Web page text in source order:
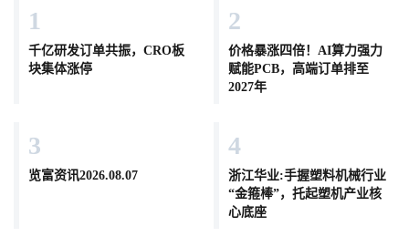
1
千亿研发订单共振，CRO板
块集体涨停
2
价格暴涨四倍！AI算力强力
赋能PCB，高端订单排至
2027年
3
览富资讯2026.08.07
4
浙江华业:手握塑料机械行业
“金箍棒”，托起塑机产业核
心底座